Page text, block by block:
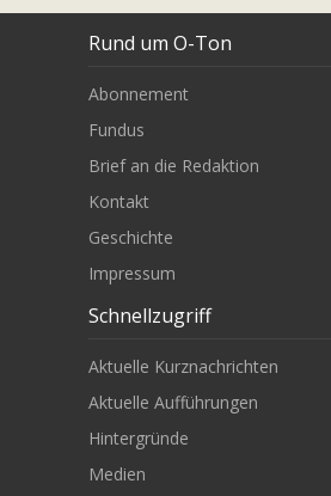
Rund um O-Ton
Abonnement
Fundus
Brief an die Redaktion
Kontakt
Geschichte
Impressum
Schnellzugriff
Aktuelle Kurznachrichten
Aktuelle Aufführungen
Hintergründe
Medien